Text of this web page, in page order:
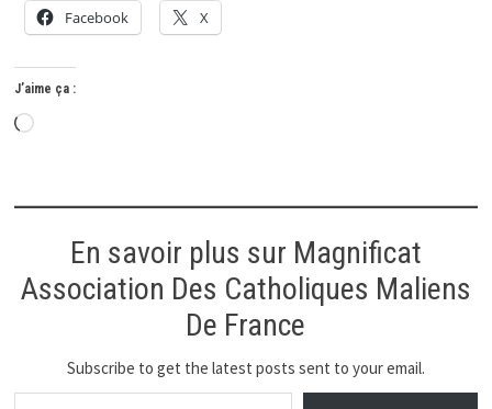
Facebook X
J’aime ça :
Chargement…
En savoir plus sur Magnificat
Association Des Catholiques Maliens
De France
Subscribe to get the latest posts sent to your email.
Saisissez votre adresse e-mail…